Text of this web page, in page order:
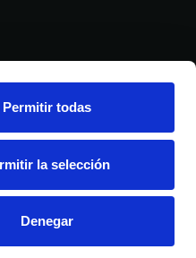
Permitir todas
la selección
Denegar